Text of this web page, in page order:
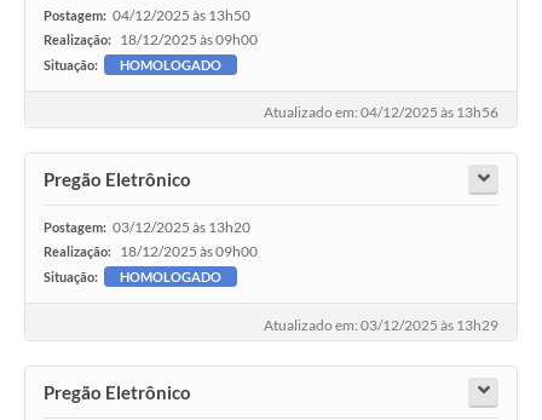
Postagem: 04/12/2025 às 13h50
Realização: 18/12/2025 às 09h00
Situação: HOMOLOGADO
Atualizado em: 04/12/2025 às 13h56
Pregão Eletrônico
Postagem: 03/12/2025 às 13h20
Realização: 18/12/2025 às 09h00
Situação: HOMOLOGADO
Atualizado em: 03/12/2025 às 13h29
Pregão Eletrônico